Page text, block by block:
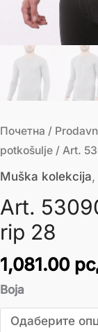
Почетна /
potkošulje / Art.
Muška kolekcija,
Art.
rip 28
1,081.00
Boja